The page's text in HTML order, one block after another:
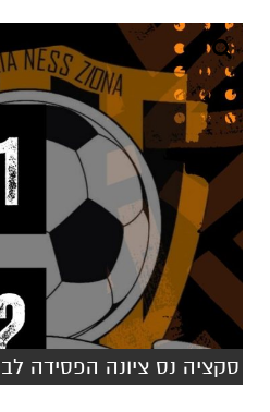
סקציה נס ציונה הפסידה